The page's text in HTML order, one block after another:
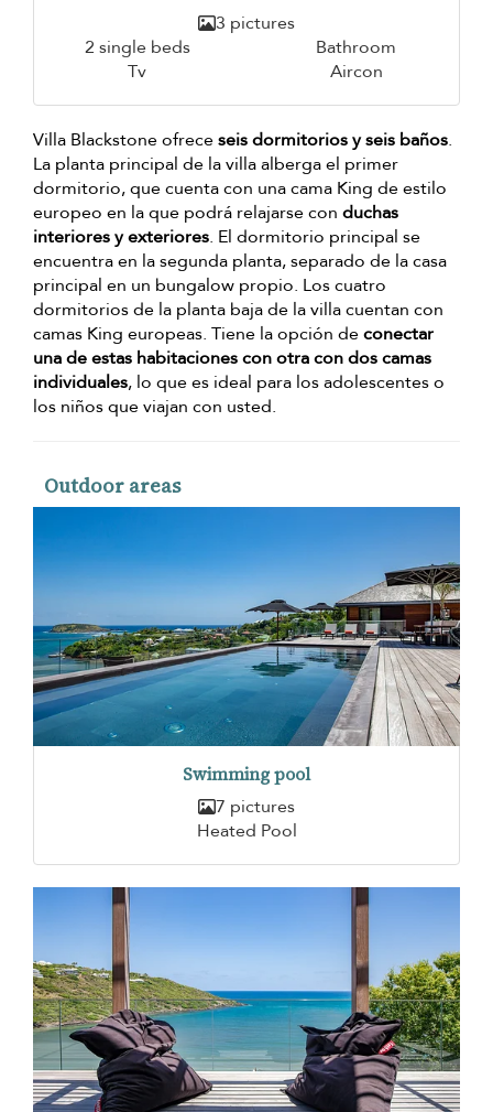
3 pictures
2 single beds
Bathroom
Tv
Aircon
Villa Blackstone ofreceseis dormitorios y seis baños.
La planta principal de la villa alberga el primer
dormitorio, que cuenta con una cama King de estilo
europeo en la que podrá relajarse con duchas
interiores y exteriores. El dormitorio principal se
encuentra en la segunda planta, separado de la casa
principal en un bungalow propio. Los cuatro
dormitorios de la planta baja de la villa cuentan con
camas King europeas. Tiene la opción deconectar
una de estas habitaciones con otra con dos camas
individuales, lo que es ideal para los adolescentes o
los niños que viajan con usted.
Outdoor areas
Swimming pool
7 pictures
Heated Pool